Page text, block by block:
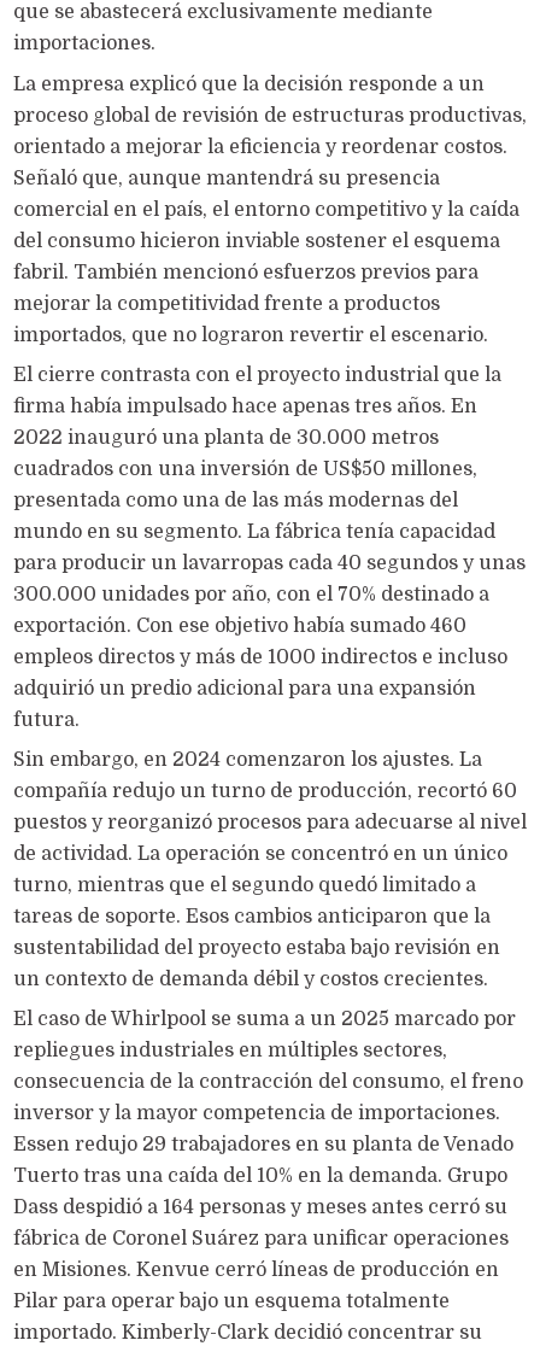
que se abastecerá exclusivamente mediante
importaciones.
La empresa explicó que la decisión responde a un
proceso global de revisión de estructuras productivas,
orientado a mejorar la eficiencia y reordenar costos.
Señaló que, aunque mantendrá su presencia
comercial en el país, el entorno competitivo y la caída
del consumo hicieron inviable sostener el esquema
fabril. También mencionó esfuerzos previos para
mejorar la competitividad frente a productos
importados, que no lograron revertir el escenario.
El cierre contrasta con el proyecto industrial que la
firma había impulsado hace apenas tres años. En
2022 inauguró una planta de 30.000 metros
cuadrados con una inversión de US$50 millones,
presentada como una de las más modernas del
mundo en su segmento. La fábrica tenía capacidad
para producir un lavarropas cada 40 segundos y unas
300.000 unidades por año, con el 70% destinado a
exportación. Con ese objetivo había sumado 460
empleos directos y más de 1000 indirectos e incluso
adquirió un predio adicional para una expansión
futura.
Sin embargo, en 2024 comenzaron los ajustes. La
compañía redujo un turno de producción, recortó 60
puestos y reorganizó procesos para adecuarse al nivel
de actividad. La operación se concentró en un único
turno, mientras que el segundo quedó limitado a
tareas de soporte. Esos cambios anticiparon que la
sustentabilidad del proyecto estaba bajo revisión en
un contexto de demanda débil y costos crecientes.
El caso de Whirlpool se suma a un 2025 marcado por
repliegues industriales en múltiples sectores,
consecuencia de la contracción del consumo, el freno
inversor y la mayor competencia de importaciones.
Essen redujo 29 trabajadores en su planta de Venado
Tuerto tras una caída del 10% en la demanda. Grupo
Dass despidió a 164 personas y meses antes cerró su
fábrica de Coronel Suárez para unificar operaciones
en Misiones. Kenvue cerró líneas de producción en
Pilar para operar bajo un esquema totalmente
importado. Kimberly-Clark decidió concentrar su